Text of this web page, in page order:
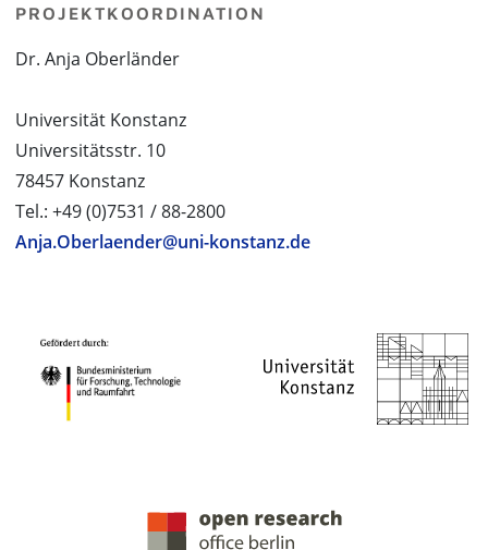
PROJEKTKOORDINATION
Dr. Anja Oberländer
Universität Konstanz
Universitätsstr. 10
78457 Konstanz
Tel.: +49 (0)7531 / 88-2800
Anja.Oberlaender@uni-konstanz.de